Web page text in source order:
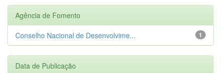
Agência de Fomento
1
Conselho Nacional de Desenvolvime...
Data de Publicação